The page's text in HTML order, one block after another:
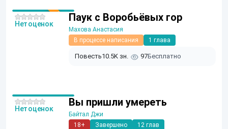
Паук с Воробьëвых гор
Махова Анастасия
В процессе написания
1 глава
Повесть10.5K зн. 97Бесплатно
Нет оценок
Вы пришли умереть
Байтал Джи
18+
Завершено
12 глав
Нет оценок